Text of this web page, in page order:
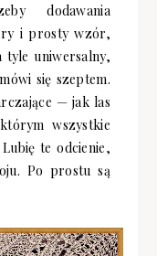
dodawania
i prosty wzór,
tyle uniwersalny,
się szeptem.
— jak las
wszystkie
te odcienie,
Po prostu są